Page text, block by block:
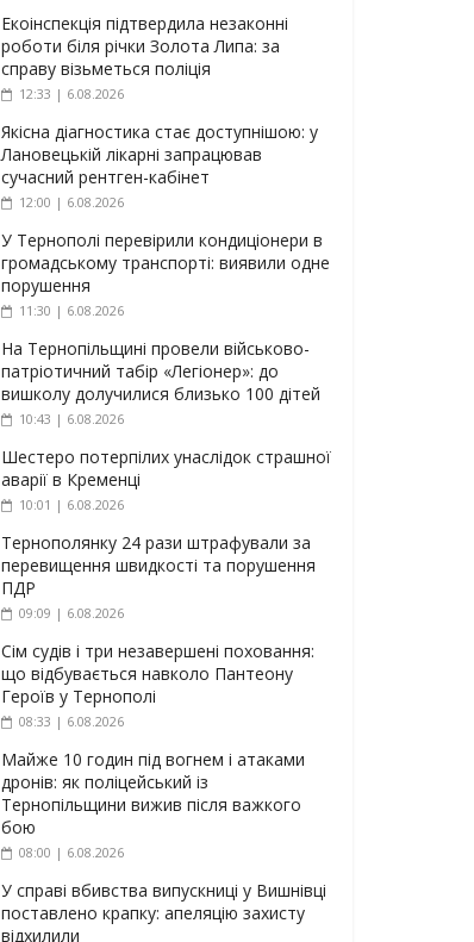
Екоінспекція підтвердила незаконні
роботи біля річки Золота Липа: за
справу візьметься поліція
12:33 | 6.08.2026
Якісна діагностика стає доступнішою: у
Лановецькій лікарні запрацював
сучасний рентген-кабінет
12:00 | 6.08.2026
У Тернополі перевірили кондиціонери в
громадському транспорті: виявили одне
порушення
11:30 | 6.08.2026
На Тернопільщині провели військово-
патріотичний табір «Легіонер»: до
вишколу долучилися близько 100 дітей
10:43 | 6.08.2026
Шестеро потерпілих унаслідок страшної
аварії в Кременці
10:01 | 6.08.2026
Тернополянку 24 рази штрафували за
перевищення швидкості та порушення
ПДР
09:09 | 6.08.2026
Сім судів і три незавершені поховання:
що відбувається навколо Пантеону
Героїв у Тернополі
08:33 | 6.08.2026
Майже 10 годин під вогнем і атаками
дронів: як поліцейський із
Тернопільщини вижив після важкого
бою
08:00 | 6.08.2026
У справі вбивства випускниці у Вишнівці
поставлено крапку: апеляцію захисту
відхилили